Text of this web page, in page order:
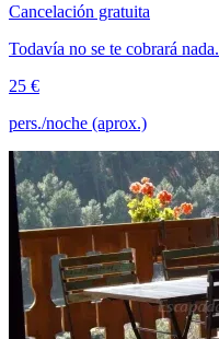
Cancelación gratuita
Todavía no se te cobrará nada.
25 €
pers./noche (aprox.)